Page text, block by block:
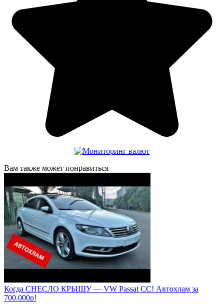
Вам также может понравиться
Когда СНЕСЛО КРЫШУ — VW Passat CC! Автохлам за
700.000р!